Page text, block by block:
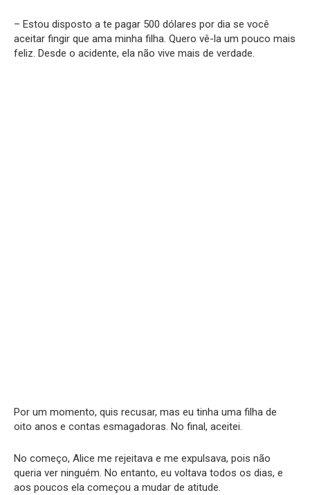
– Estou disposto a te pagar 500 dólares por dia se você
aceitar fingir que ama minha filha. Quero vê-la um pouco mais
feliz. Desde o acidente, ela não vive mais de verdade.
Por um momento, quis recusar, mas eu tinha uma filha de
oito anos e contas esmagadoras. No final, aceitei.
No começo, Alice me rejeitava e me expulsava, pois não
queria ver ninguém. No entanto, eu voltava todos os dias, e
aos poucos ela começou a mudar de atitude.